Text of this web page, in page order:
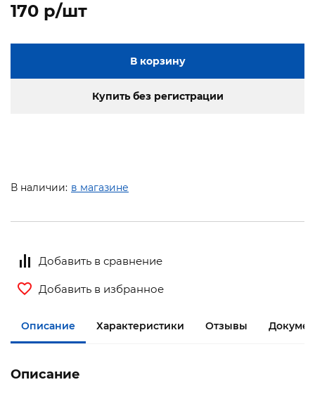
170 p/шт
В корзину
Купить без регистрации
В наличии: в магазине
Добавить в сравнение
Добавить в избранное
Описание Характеристики Отзывы
Описание